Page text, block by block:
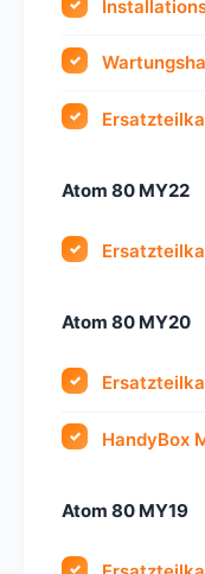
Atom 80 MY22
Atom 80 MY20
HandyBox
Atom 80 MY19